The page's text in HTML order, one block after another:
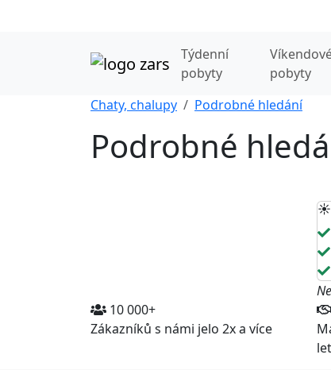
Týdenní
pobyty
pobyty
Chaty, chalupy Podrobné hledání
Podrobné
☀️
10 000+
Zákazníků s námi jelo 2x a více
let